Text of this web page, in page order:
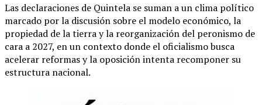
Las declaraciones de Quintela se suman a un clima político
marcado por la discusión sobre el modelo económico, la
propiedad de la tierra y la reorganización del peronismo de
cara a 2027, en un contexto donde el oficialismo busca
acelerar reformas y la oposición intenta recomponer su
estructura nacional.